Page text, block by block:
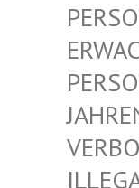
,
ENE
AB
SIND
N!
EN